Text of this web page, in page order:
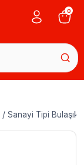
0
/ Sanayi Tipi Bulaşık